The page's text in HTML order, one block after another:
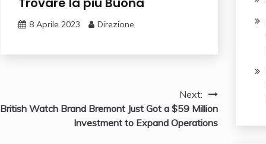
8 Aprile 2023 Direzione
Next:
British Watch Brand Bremont Just Got a $59 Million
Investment to Expand Operations